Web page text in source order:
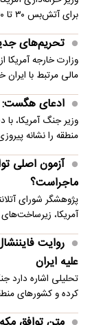
برای آتش‌بس ۳۰ تا ۶۰ روزه حاصل شود و با…
تحریم‌های
وزارت خارجه آمریکا
مالی مرتبط با ایران
ادعای هگست:
وزیر جنگ آمریکا، با
منطقه را نشانه
آزمون اصلی
ماجراست؟
پژوهشگر شورای
آمریکا،
روایت
علیه ایران
تحلیلی اشاره دارد
کرده و کشورهای